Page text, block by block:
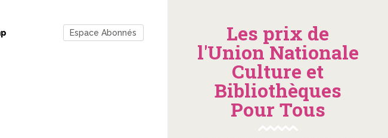
Espace Abonnés Les prix de
l'Union Nationale
Culture et
Bibliothèques
Pour Tous